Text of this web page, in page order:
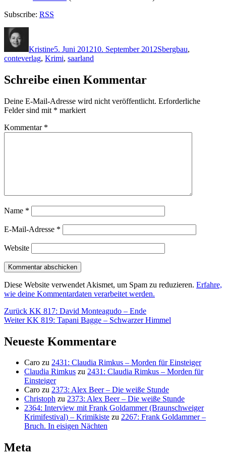
Subscribe: RSS
Kristine5. Juni 201210. September 2012Sbergbau,
conteverlag, Krimi, saarland
Schreibe einen Kommentar
Deine E-Mail-Adresse wird nicht veröffentlicht. Erforderliche
Felder sind mit * markiert
Kommentar *
Name *
E-Mail-Adresse *
Website
Diese Website verwendet Akismet, um Spam zu reduzieren. Erfahre,
wie deine Kommentardaten verarbeitet werden.
Beitragsnavigation
Zurück Vorheriger
Beitrag:
KK 817: David Monteagudo – Ende
Weiter Nächster
KK 819: Tapani Bagge – Schwarzer Himmel
Neueste Kommentare
Caro zu 2431: Claudia Rimkus – Morden für Einsteiger
Claudia Rimkus zu 2431: Claudia Rimkus – Morden für
Einsteiger
Caro zu 2373: Alex Beer – Die weiße Stunde
Christoph zu 2373: Alex Beer – Die weiße Stunde
2364: Interview mit Frank Goldammer (Braunschweiger
Krimifestival) – Krimikiste zu 2267: Frank Goldammer –
Bruch. In eisigen Nächten
Meta